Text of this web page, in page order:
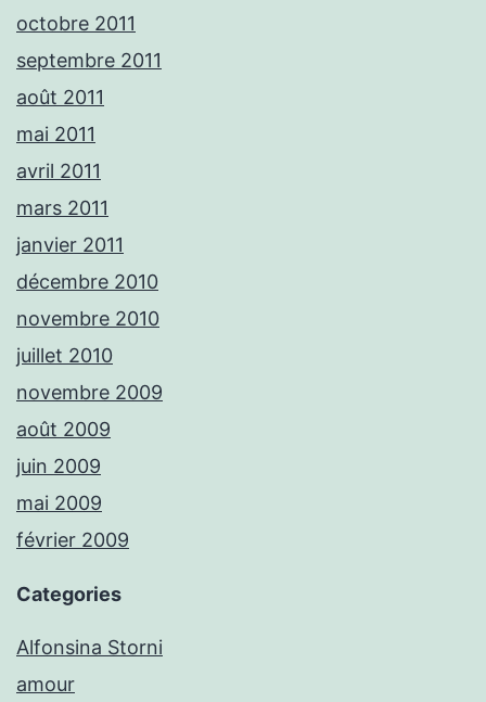
octobre 2011
septembre 2011
août 2011
mai 2011
avril 2011
mars 2011
janvier 2011
décembre 2010
novembre 2010
juillet 2010
novembre 2009
août 2009
juin 2009
mai 2009
février 2009
Categories
Alfonsina Storni
amour